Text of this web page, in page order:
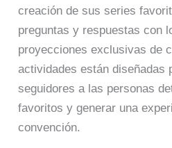
creación de sus series
preguntas y respuestas con
proyecciones exclusivas de
actividades están diseñadas
seguidores a las personas
favoritos y generar una
convención.